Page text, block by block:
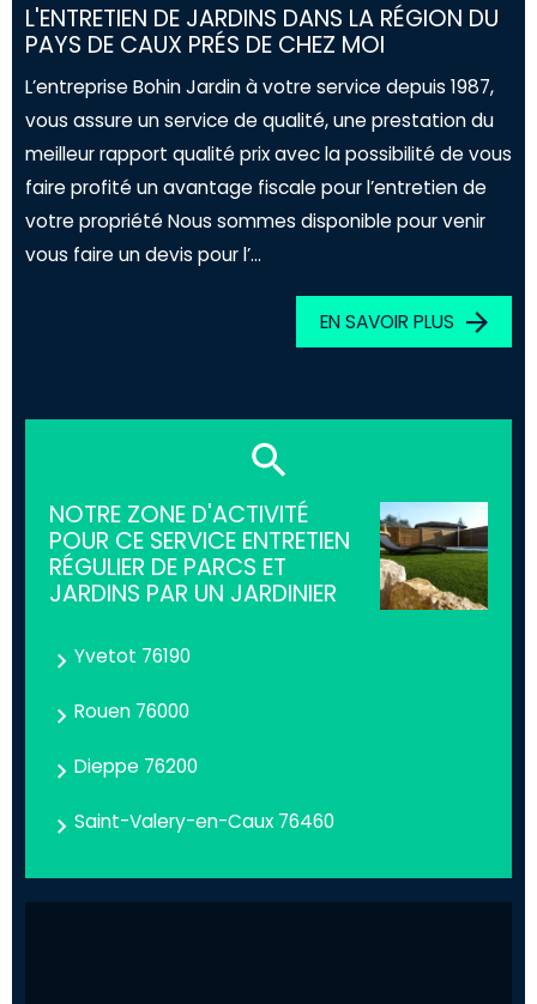
L'ENTRETIEN DE JARDINS DANS LA RÉGION DU
PAYS DE CAUX PRÉS DE CHEZ MOI
L’entreprise Bohin Jardin à votre service depuis 1987,
vous assure un service de qualité, une prestation du
meilleur rapport qualité prix avec la possibilité de vous
faire profité un avantage fiscale pour l’entretien de
votre propriété Nous sommes disponible pour venir
vous faire un devis pour l’...
EN SAVOIR PLUS
NOTRE ZONE D'ACTIVITÉ
POUR CE SERVICE ENTRETIEN
RÉGULIER DE PARCS ET
JARDINS PAR UN JARDINIER
Yvetot 76190
Rouen 76000
Dieppe 76200
Saint-Valery-en-Caux 76460